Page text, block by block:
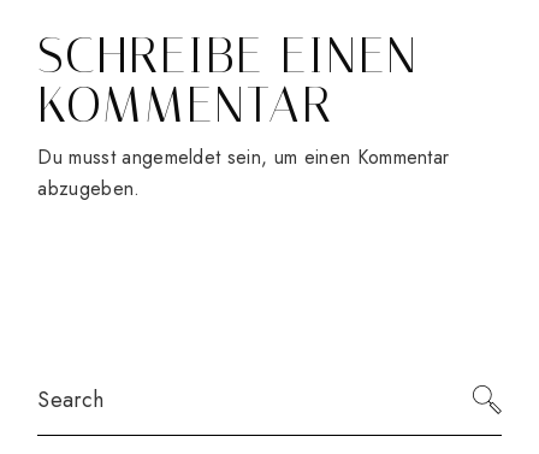
SCHREIBE EINEN
KOMMENTAR
Du musstangemeldetsein, um einen Kommentar
abzugeben.